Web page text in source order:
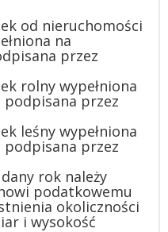
od nieruchomości
na
przez
rolny wypełniona
przez
leśny wypełniona
przez
rok należy
podatkowemu
okoliczności
i wysokość